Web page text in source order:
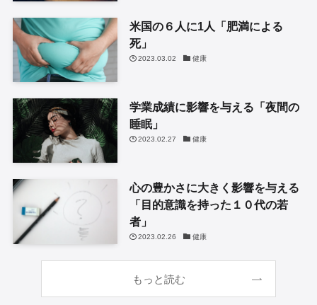
米国の６人に1人「肥満による
死」
2023.03.02 健康
学業成績に影響を与える「夜間の
睡眠」
2023.02.27 健康
心の豊かさに大きく影響を与える
「目的意識を持った１０代の若
者」
2023.02.26 健康
もっと読む